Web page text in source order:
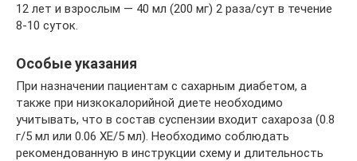
12 лет и взрослым — 40 мл (200 мг) 2 раза/сут в течение
8-10 суток.
Особые указания
При назначении пациентам с сахарным диабетом, а
также при низкокалорийной диете необходимо
учитывать, что в состав суспензии входит сахароза (0.8
г/5 мл или 0.06 ХЕ/5 мл). Необходимо соблюдать
рекомендованную в инструкции схему и длительность